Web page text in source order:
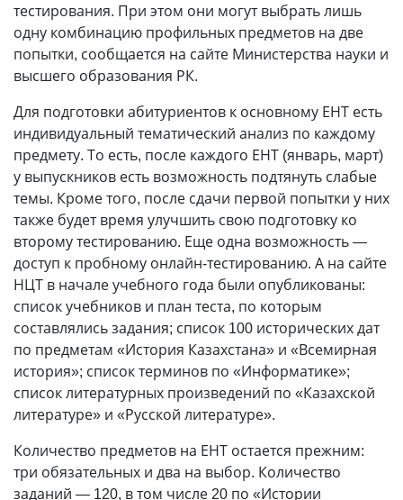
тестирования. При этом они могут выбрать лишь
одну комбинацию профильных предметов на две
попытки, сообщается на сайте Министерства науки и
высшего образования РК.
Для подготовки абитуриентов к основному ЕНТ есть
индивидуальный тематический анализ по каждому
предмету. То есть, после каждого ЕНТ (январь, март)
у выпускников есть возможность подтянуть слабые
темы. Кроме того, после сдачи первой попытки у них
также будет время улучшить свою подготовку ко
второму тестированию. Еще одна возможность —
доступ к пробному онлайн-тестированию. А на сайте
НЦТ в начале учебного года были опубликованы:
список учебников и план теста, по которым
составлялись задания; список 100 исторических дат
по предметам «История Казахстана» и «Всемирная
история»; список терминов по «Информатике»;
список литературных произведений по «Казахской
литературе» и «Русской литературе».
Количество предметов на ЕНТ остается прежним:
три обязательных и два на выбор. Количество
заданий — 120, в том числе 20 по «Истории